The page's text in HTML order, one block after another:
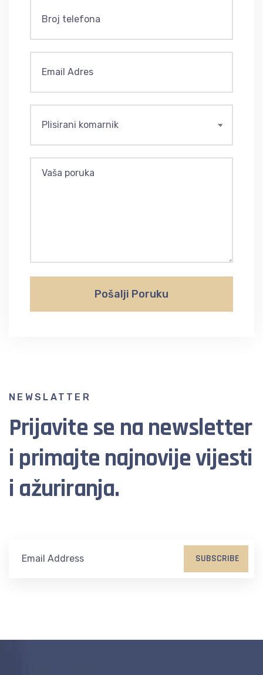
Pošalji Poruku
NEWSLATTER
Prijavite se na newsletter
i primajte najnovije vijesti
i ažuriranja.
SUBSCRIBE